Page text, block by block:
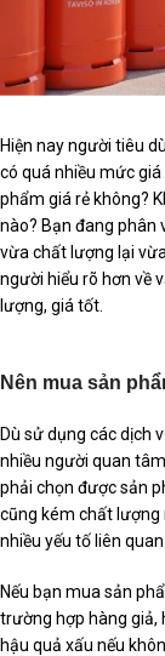
Hiện nay người tiêu
có quá nhiều mức
phẩm giá rẻ không?
nào? Bạn đang phân
vừa chất lượng lại
người hiểu rõ hơn về
lượng, giá tốt.
Nên mua sản
Dù sử dụng các dịch
nhiều người quan
phải chọn được sản
cũng kém chất lượng
nhiều yếu tố liên quan
Nếu bạn mua sản
trường hợp hàng giả,
hậu quả xấu nếu